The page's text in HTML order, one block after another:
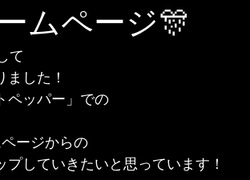
ムページ🎊
て
した！
ペッパー」での
ージからの
していきたいと思っています！